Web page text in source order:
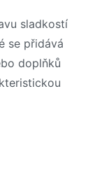
sladkostí
se přidává
doplňků